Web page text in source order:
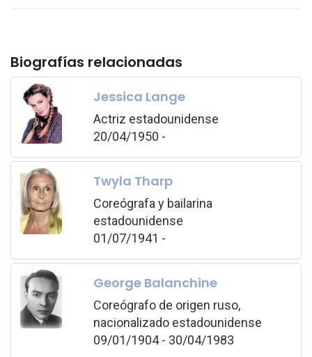
Biografías relacionadas
Jessica Lange
Actriz estadounidense
20/04/1950 -
Twyla Tharp
Coreógrafa y bailarina
estadounidense
01/07/1941 -
George Balanchine
Coreógrafo de origen ruso,
nacionalizado estadounidense
09/01/1904 - 30/04/1983